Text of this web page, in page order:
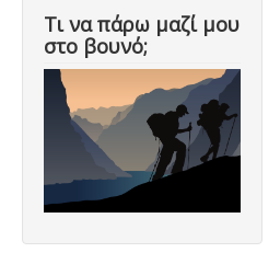
Τι να πάρω μαζί μου
στο βουνό;